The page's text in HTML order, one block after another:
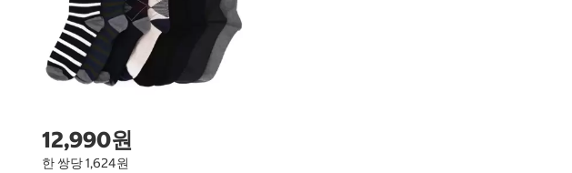
12,990원
한 쌍당 1,624원